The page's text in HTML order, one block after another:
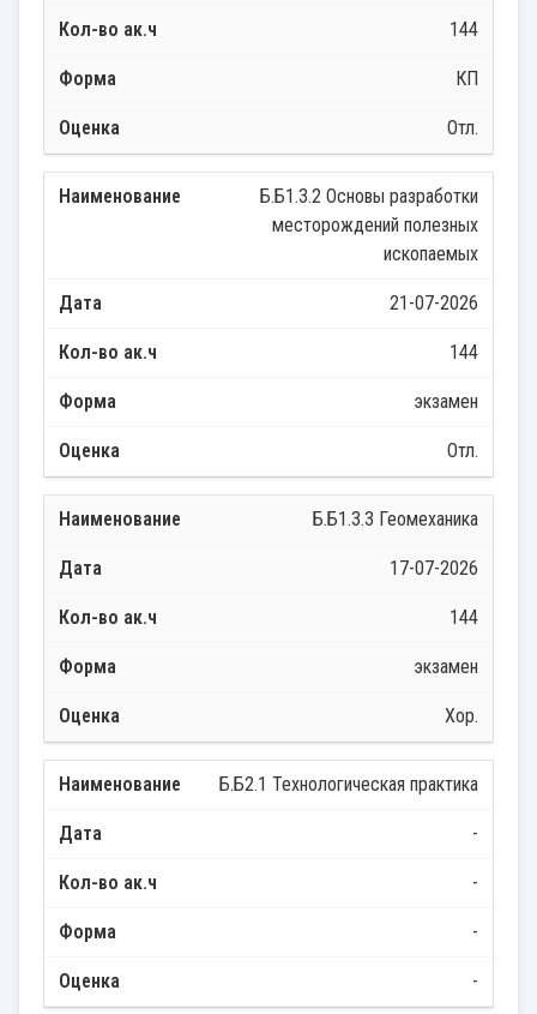
144
КП
Отл.
Б.Б1.3.2 Основы разработки
месторождений полезных
ископаемых
21-07-2026
144
экзамен
Отл.
Б.Б1.3.3 Геомеханика
17-07-2026
144
экзамен
Хор.
Б.Б2.1 Технологическая практика
-
-
-
-